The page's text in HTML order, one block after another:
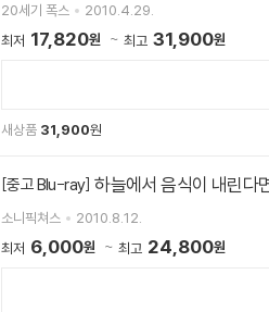
20세기 폭스
2010.4.29.
최저 17,820원 최고 31,900원
새상품 31,900원
[중고 Blu-ray] 하늘에서 음식이 내린다
소니픽쳐스
2010.8.12.
최저 6,000원 최고 24,800원